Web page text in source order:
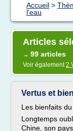
Accueil >
l'eau
Articles
→ 99 articles
Voir également2
Vertus et
Les bienfaits
Longtemps
Chine, son